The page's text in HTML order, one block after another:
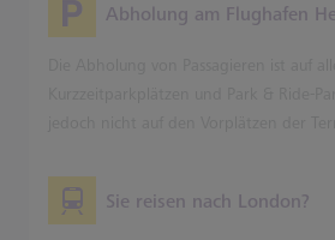
Abholung am Flughafen
Sie reisen nach London?